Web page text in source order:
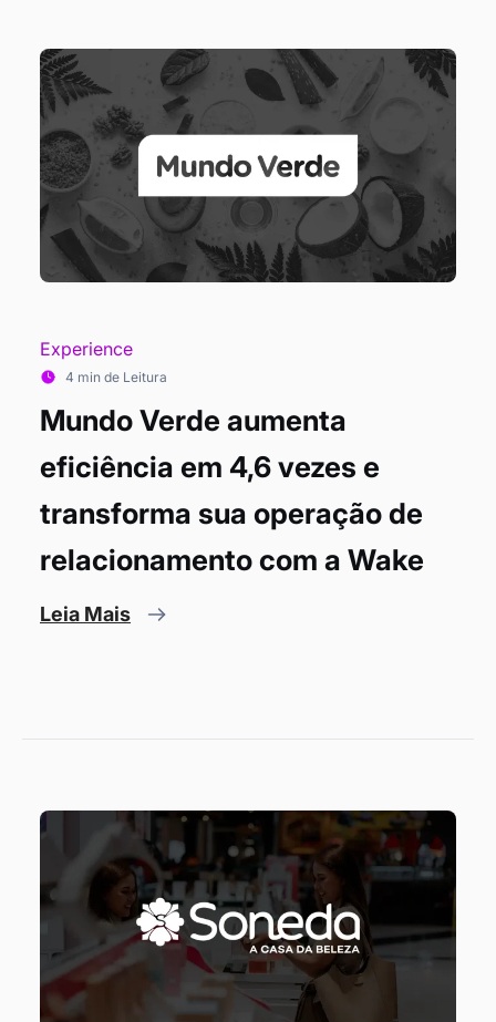
Experience
4 min de Leitura
Mundo Verde aumenta
eficiência em 4,6 vezes e
transforma sua operação de
relacionamento com a Wake
Leia Mais